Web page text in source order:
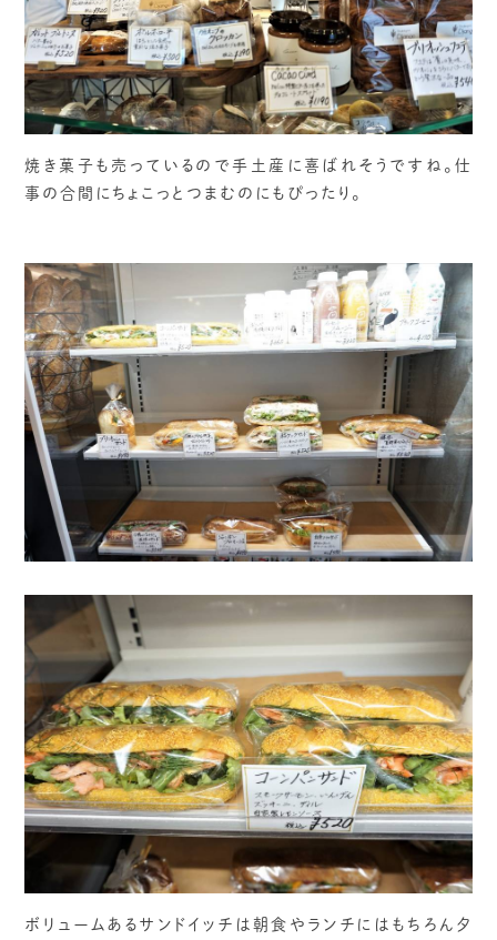
焼き菓子も売っているので手土産に喜ばれそうですね。仕
事の合間にちょこっとつまむのにもぴったり。
ボリュームあるサンドイッチは朝食やランチにはもちろん夕